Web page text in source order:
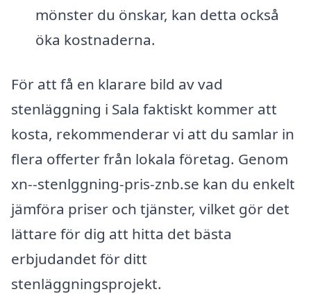
mönster du önskar, kan detta också
öka kostnaderna.
För att få en klarare bild av vad
stenläggning i Sala faktiskt kommer att
kosta, rekommenderar vi att du samlar in
flera offerter från lokala företag. Genom
xn--stenlggning-pris-znb.se kan du enkelt
jämföra priser och tjänster, vilket gör det
lättare för dig att hitta det bästa
erbjudandet för ditt
stenläggningsprojekt.